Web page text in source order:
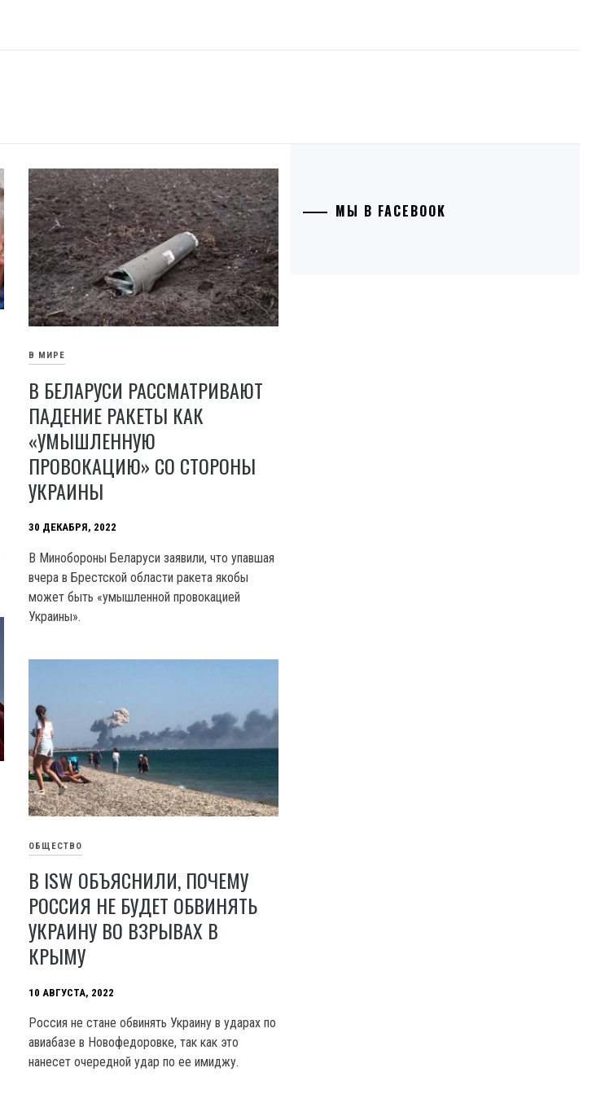
В МИРЕ
В БЕЛАРУСИ РАССМАТРИВАЮТ
ПАДЕНИЕ РАКЕТЫ КАК
«УМЫШЛЕННУЮ
ПРОВОКАЦИЮ» СО СТОРОНЫ
УКРАИНЫ
30 ДЕКАБРЯ, 2022
В Минобороны Беларуси заявили, что упавшая
вчера в Брестской области ракета якобы
может быть «умышленной провокацией
Украины».
ОБЩЕСТВО
В ISW ОБЪЯСНИЛИ, ПОЧЕМУ
РОССИЯ НЕ БУДЕТ ОБВИНЯТЬ
УКРАИНУ ВО ВЗРЫВАХ В
КРЫМУ
10 АВГУСТА, 2022
Россия не стане обвинять Украину в ударах по
авиабазе в Новофедоровке, так как это
нанесет очередной удар по ее имиджу.
МЫ В FACEBOOK